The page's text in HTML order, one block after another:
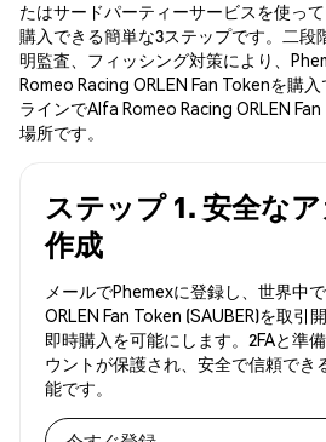
たはサードパーティーサービスを使っ
購入できる簡単な3ステップです。二段
明監査、フィッシング対策により、
Romeo Racing ORLEN Fan Tokenを購
ラインでAlfa Romeo Racing ORLEN
場所です。
ステップ 1. 安全な
作成
メールでPhemexに登録し、世界中
ORLEN Fan Token (SAUBER)を取引
即時購入を可能にします。2FAと準
ウントが保護され、安全で信頼でき
能です。